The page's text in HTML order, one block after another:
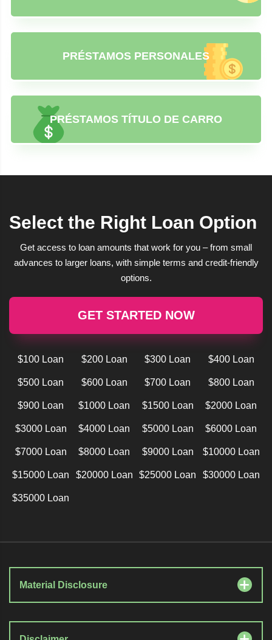
PRÉSTAMOS PERSONALES
PRÉSTAMOS TÍTULO DE CARRO
Select the Right Loan Option
Get access to loan amounts that work for you – from small
advances to larger loans, with simple terms and credit-friendly
options.
GET STARTED NOW
$100 Loan $200 Loan $300 Loan $400 Loan
$500 Loan $600 Loan $700 Loan $800 Loan
$900 Loan $1000 Loan $1500 Loan $2000 Loan
$3000 Loan $4000 Loan $5000 Loan $6000 Loan
$7000 Loan $8000 Loan $9000 Loan $10000 Loan
$15000 Loan $20000 Loan $25000 Loan $30000 Loan
$35000 Loan
Material Disclosure